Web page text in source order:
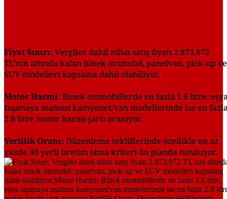
Fiyat Sınırı: Vergiler dahil nihai satış fiyatı 2.873.972
TL’nin altında kalan binek otomobil, panelvan, pick-up ve
SUV modelleri kapsama dahil olabiliyor.
Motor Hacmi: Binek otomobillerde en fazla 1.6 litre,
taşımaya mahsus kamyonet/van modellerinde ise en
2.8 litre motor hacmi şartı aranıyor.
Yerlilik Oranı: Düzenleme tekliflerinde özellikle en az
yüzde 40 yerli üretim olma kriteri ön planda tutuluyor.